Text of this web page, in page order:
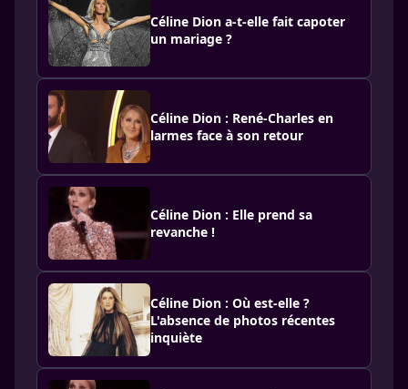
Céline Dion a-t-elle fait capoter
un mariage ?
Céline Dion : René-Charles en
larmes face à son retour
Céline Dion : Elle prend sa
revanche !
Céline Dion : Où est-elle ?
L'absence de photos récentes
inquiète